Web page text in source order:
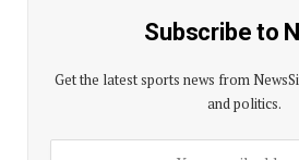
Subscribe to
Get the latest sports news from
and politics.